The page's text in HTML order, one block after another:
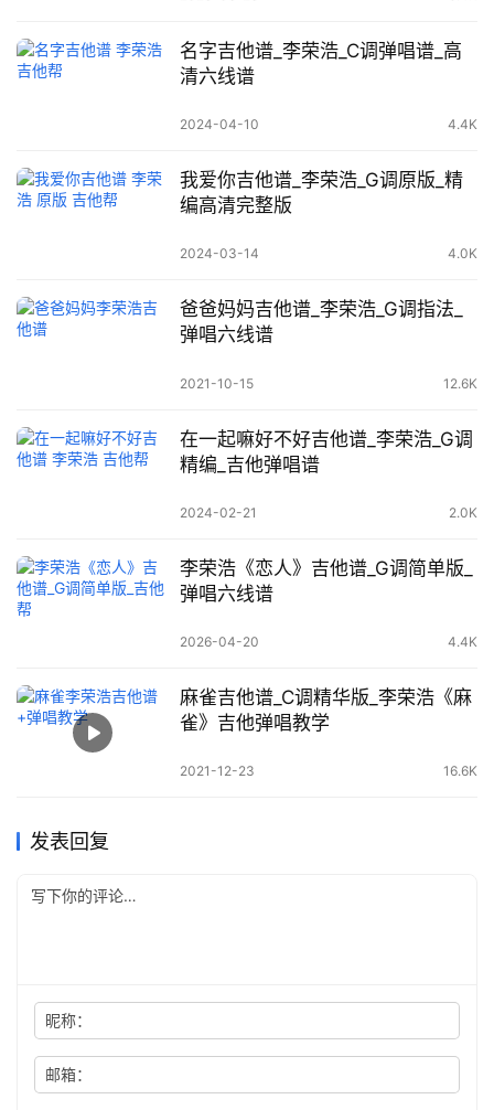
名字吉他谱_李荣浩_C调弹唱谱_高
清六线谱
2024-04-10 4.4K
我爱你吉他谱_李荣浩_G调原版_精
编高清完整版
2024-03-14 4.0K
爸爸妈妈吉他谱_李荣浩_G调指法_
弹唱六线谱
2021-10-15 12.6K
在一起嘛好不好吉他谱_李荣浩_G调
精编_吉他弹唱谱
2024-02-21 2.0K
李荣浩《恋人》吉他谱_G调简单版_
弹唱六线谱
2026-04-20 4.4K
麻雀吉他谱_C调精华版_李荣浩《麻
雀》吉他弹唱教学
2021-12-23 16.6K
发表回复
昵称：
邮箱：